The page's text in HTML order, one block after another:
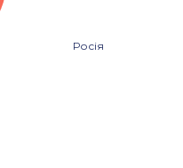
Росія